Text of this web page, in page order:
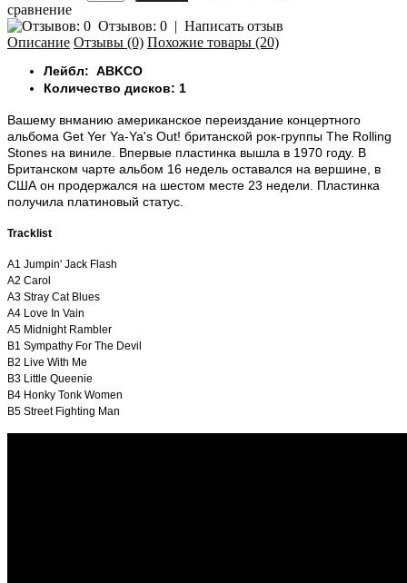
сравнение
Отзывов: 0 | Написать отзыв
Описание Отзывы (0) Похожие товары (20)
Лейбл: ABKCO
Количество дисков: 1
Вашему внманию американское переиздание концертного
альбома Get Yer Ya-Ya's Out! британской рок-группы The Rolling
Stones на виниле. Впервые пластинка вышла в 1970 году. В
Британском чарте альбом 16 недель оставался на вершине, в
США он продержался на шестом месте 23 недели. Пластинка
получила платиновый статус.
Tracklist
A1 Jumpin' Jack Flash
A2 Carol
A3 Stray Cat Blues
A4 Love In Vain
A5 Midnight Rambler
B1 Sympathy For The Devil
B2 Live With Me
B3 Little Queenie
B4 Honky Tonk Women
B5 Street Fighting Man